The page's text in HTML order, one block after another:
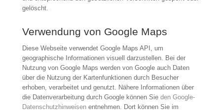
gelöscht.
Verwendung von Google Maps
Diese Webseite verwendet Google Maps API, um
geographische Informationen visuell darzustellen. Bei der
Nutzung von Google Maps werden von Google auch Daten
über die Nutzung der Kartenfunktionen durch Besucher
erhoben, verarbeitet und genutzt. Nähere Informationen über
die Datenverarbeitung durch Google können Sie den Google-
Datenschutzhinweisenentnehmen. Dort können Sie im